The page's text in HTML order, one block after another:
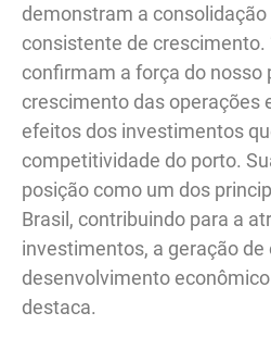
demonstram a
consistente de crescimento.
confirmam a força do nosso
crescimento das operações
efeitos dos investimentos
competitividade do porto.
posição como um dos
Brasil, contribuindo para a
investimentos, a geração de
desenvolvimento econômico
destaca.